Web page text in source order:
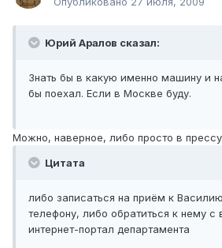
Юрий Аралов сказал:
Знать бы в какую именно машину и
бы поехал. Если в Москве буду.
Можно, наверное, либо просто в
Цитата
либо записаться на приём к
телефону, либо обратиться к нему с
интернет-портал департамента